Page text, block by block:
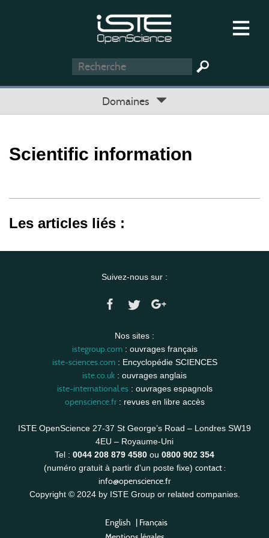
Domaines
Scientific information
Les articles liés :
Suivez-nous sur :
Nos sites :
istegroup.com: ouvrages français
iste-sciences.com: Encyclopédie SCIENCES
iste.co.uk : ouvrages anglais
iste-international.es: ouvrages espagnols
openscience.fr: revues en libre accès
ISTE OpenScience 27-37 St George’s Road – Londres SW19
4EU – Royaume-Uni
Tel : 0044 208 879 4580 ou 0800 902 354
(numéro gratuit à partir d’un poste fixe) contact :
info@openscience.fr
Copyright © 2024 by ISTE Group or related companies.
English | Français